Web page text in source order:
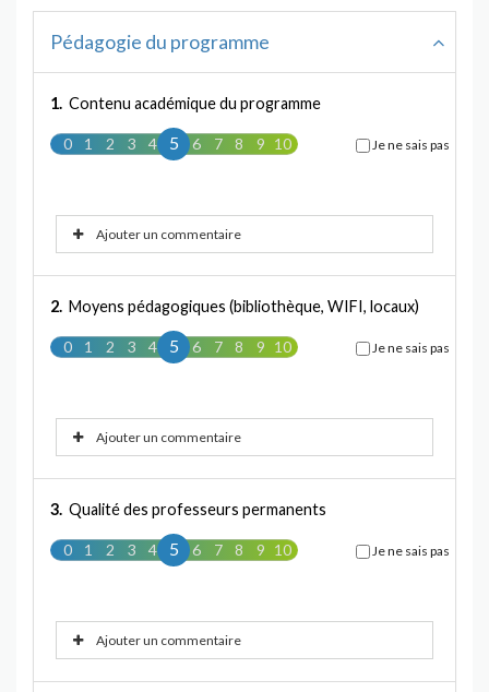
Pédagogie du programme
1. Contenu académique du programme
5
0 1 2 3 4 5 6 7 8 9 10 Je ne sais pas
Ajouter un commentaire
2. Moyens pédagogiques (bibliothèque, WIFI, locaux)
5
0 1 2 3 4 5 6 7 8 9 10 Je ne sais pas
Ajouter un commentaire
3. Qualité des professeurs permanents
5
0 1 2 3 4 5 6 7 8 9 10 Je ne sais pas
Ajouter un commentaire